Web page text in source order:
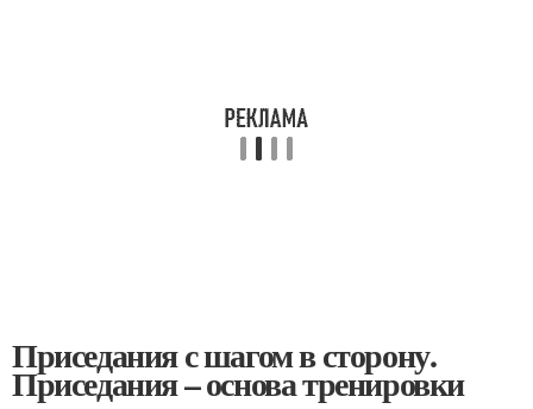
Приседания с шагом в сторону.
Приседания – основа тренировки